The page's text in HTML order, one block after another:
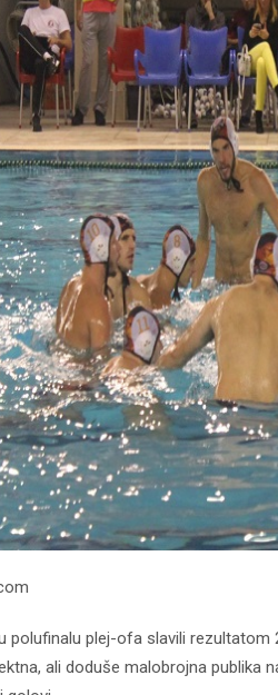
polufinalu plej-ofa slavili rezultatom
ali doduše malobrojna publika